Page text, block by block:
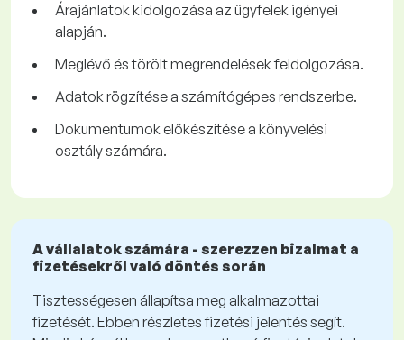
Árajánlatok kidolgozása az ügyfelek igényei
alapján.
Meglévő és törölt megrendelések feldolgozása.
Adatok rögzítése a számítógépes rendszerbe.
Dokumentumok előkészítése a könyvelési
osztály számára.
A vállalatok számára - szerezzen bizalmat a
fizetésekről való döntés során
Tisztességesen állapítsa meg alkalmazottai
fizetését. Ebben részletes fizetési jelentés segít.